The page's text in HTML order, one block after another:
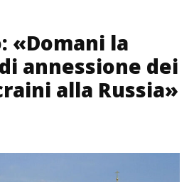
«Domani la
annessione dei
alla Russia»